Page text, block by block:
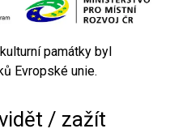
památky byl
Evropské unie.
/ zažít